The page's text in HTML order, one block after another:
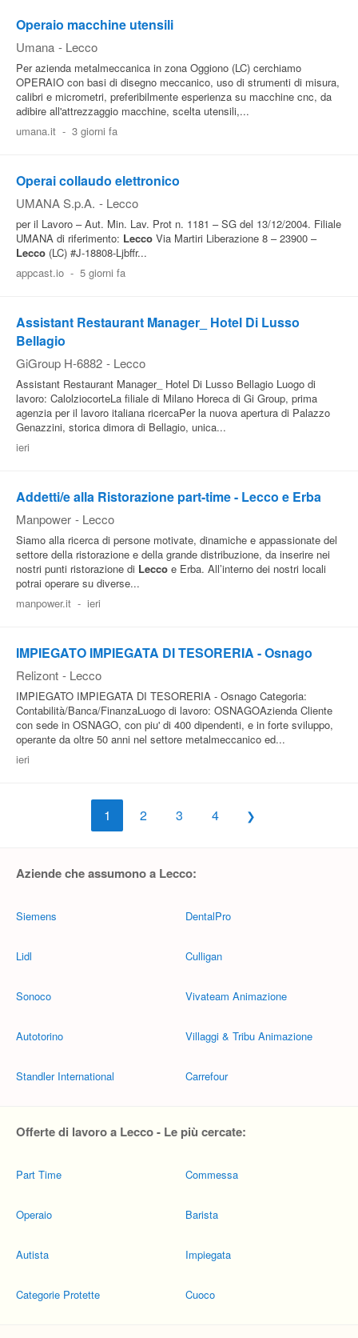
Operaio macchine utensili
Umana - Lecco
Per azienda metalmeccanica in zona Oggiono (LC) cerchiamo
OPERAIO con basi di disegno meccanico, uso di strumenti di misura,
calibri e micrometri, preferibilmente esperienza su macchine cnc, da
adibire all'attrezzaggio macchine, scelta utensili,...
umana.it - 3 giorni fa
Operai collaudo elettronico
UMANA S.p.A. - Lecco
per il Lavoro – Aut. Min. Lav. Prot n. 1181 – SG del 13/12/2004. Filiale
UMANA di riferimento: Lecco Via Martiri Liberazione 8 – 23900 –
Lecco (LC) #J-18808-Ljbffr...
appcast.io - 5 giorni fa
Assistant Restaurant Manager_ Hotel Di Lusso
Bellagio
GiGroup H-6882 - Lecco
Assistant Restaurant Manager_ Hotel Di Lusso Bellagio Luogo di
lavoro: CalolziocorteLa filiale di Milano Horeca di Gi Group, prima
agenzia per il lavoro italiana ricercaPer la nuova apertura di Palazzo
Genazzini, storica dimora di Bellagio, unica...
ieri
Addetti/e alla Ristorazione part-time - Lecco e Erba
Manpower - Lecco
Siamo alla ricerca di persone motivate, dinamiche e appassionate del
settore della ristorazione e della grande distribuzione, da inserire nei
nostri punti ristorazione di Lecco e Erba. All’interno dei nostri locali
potrai operare su diverse...
manpower.it - ieri
IMPIEGATO IMPIEGATA DI TESORERIA - Osnago
Relizont - Lecco
IMPIEGATO IMPIEGATA DI TESORERIA - Osnago Categoria:
Contabilità/Banca/FinanzaLuogo di lavoro: OSNAGOAzienda Cliente
con sede in OSNAGO, con piu' di 400 dipendenti, e in forte sviluppo,
operante da oltre 50 anni nel settore metalmeccanico ed...
ieri
1 2 3 4
Aziende che assumono a Lecco:
Siemens
Lidl
Sonoco
Autotorino
Standler International
DentalPro
Culligan
Vivateam Animazione
Villaggi & Tribu Animazione
Carrefour
Offerte di lavoro a Lecco - Le più cercate:
Part Time
Operaio
Autista
Categorie Protette
Commessa
Barista
Impiegata
Cuoco